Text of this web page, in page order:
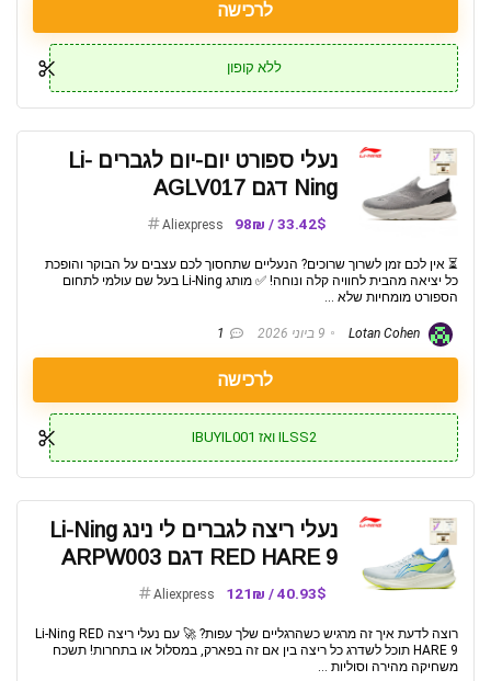
לרכישה
ללא קופון
נעלי ספורט יום-יום לגברים Li-
Ning דגם AGLV017
33.42$ / 98₪
Aliexpress
⏳ אין לכם זמן לשרוך שרוכים? הנעליים שתחסוך לכם עצבים על הבוקר והופכת
כל יציאה מהבית לחוויה קלה ונוחה! ✅ מותג Li-Ning בעל שם עולמי לתחום
הספורט מומחיות שלא ...
9 ביוני 2026 1
לרכישה
ILSS2 ואז IBUYIL001
נעלי ריצה לגברים לי נינג Li-Ning
RED HARE 9 דגם ARPW003
40.93$ / 121₪
Aliexpress
רוצה לדעת איך זה מרגיש כשהרגליים שלך עפות? 🚀 עם נעלי ריצה Li-Ning RED
HARE 9 תוכל לשדרג כל ריצה בין אם זה בפארק, במסלול או בתחרות! תשכח
משחיקה מהירה וסוליות ...